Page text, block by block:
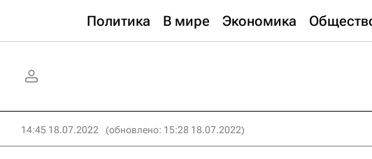
Политика В мире Экономика
14:45 18.07.2022 (обновлено: 15:28 18.07.2022)